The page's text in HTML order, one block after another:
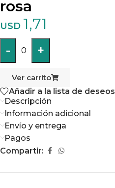
rosa
USD 1,71
- 0 +
Ver carrito
Añadir a la lista de deseos
Descripción
Información adicional
Envío y entrega
Pagos
Compartir: